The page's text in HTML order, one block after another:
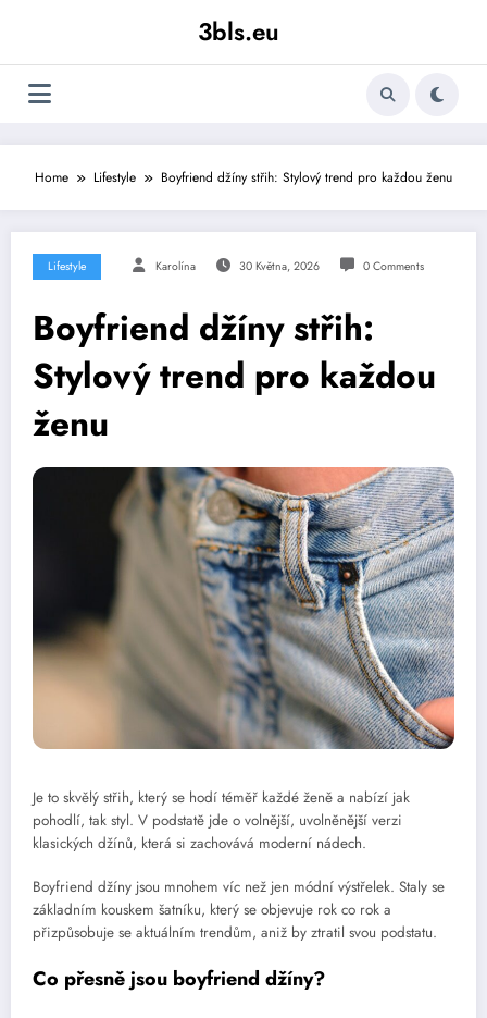
3bls.eu
Home Lifestyle Boyfriend džíny střih: Stylový trend pro každou ženu
Lifestyle Karolína 30 Května, 2026 0 Comments
Boyfriend džíny střih:
Stylový trend pro každou
ženu
Je to skvělý střih, který se hodí téměř každé ženě a nabízí jak
pohodlí, tak styl. V podstatě jde o volnější, uvolněnější verzi
klasických džínů, která si zachovává moderní nádech.
Boyfriend džíny jsou mnohem víc než jen módní výstřelek. Staly se
základním kouskem šatníku, který se objevuje rok co rok a
přizpůsobuje se aktuálním trendům, aniž by ztratil svou podstatu.
Co přesně jsou boyfriend džíny?